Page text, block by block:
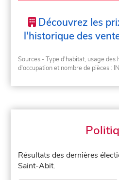
Découvrez les
l'historique des
Sources - Type d'habitat, usage des
d'occupation et nombre de pièces :
Résultats des dernières
Saint-Abit.